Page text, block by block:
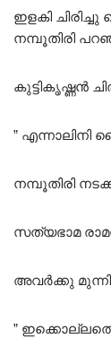
ഇളകി
നമ്പൂതിരി
കുട്ടികൃഷ്ണൻ
”
നമ്പൂതിരി
സത്യഭാമ
അവർക്കു
”